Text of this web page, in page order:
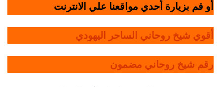
أو قم بزيارة أحدي مواقعنا علي الانترنت
أقوي شيخ روحاني الساحر اليهودي
رقم شيخ روحاني مضمون